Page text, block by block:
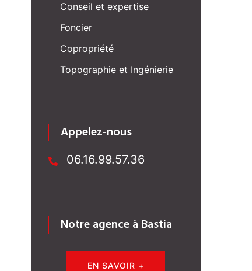
Conseil et expertise
Foncier
Copropriété
Topographie et Ingénierie
Appelez-nous
06.16.99.57.36
Notre agence à Bastia
EN SAVOIR +